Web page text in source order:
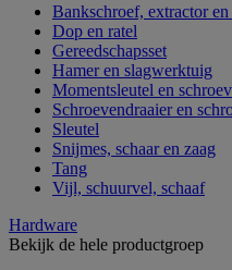
Bankschroef, extractor
Dop en ratel
Gereedschapsset
Hamer en slagwerktuig
Momentsleutel en
Schroevendraaier en
Sleutel
Snijmes, schaar en zaag
Tang
Vijl, schuurvel, schaaf
Hardware
Bekijk de hele productgroep